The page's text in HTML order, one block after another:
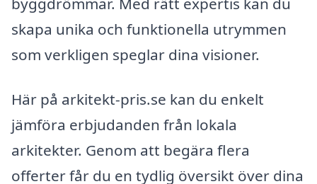
skapa unika och funktionella utrymmen
som verkligen speglar dina visioner.
Här på arkitekt-pris.se kan du enkelt
jämföra erbjudanden från lokala
arkitekter. Genom att begära flera
offerter får du en tydlig översikt över dina